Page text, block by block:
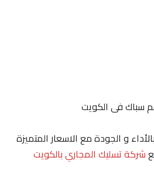
فى الكويت
و الجودة مع الاسعار المتميزة
تسليك المجاري بالكويت